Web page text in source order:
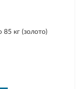
кг (золото)